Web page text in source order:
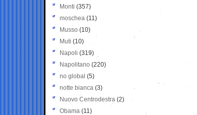
Monti (357)
moschea (11)
Musso (10)
Muti (10)
Napoli (319)
Napolitano (220)
no global (5)
notte bianca (3)
Nuovo Centrodestra (2)
Obama (11)